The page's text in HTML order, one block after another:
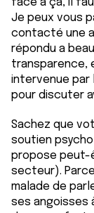
face à ça, il
Je peux vous
contacté une
répondu a
transparence,
intervenue par
pour discuter
Sachez que
soutien
propose peut-
secteur).
malade de
ses angoisses